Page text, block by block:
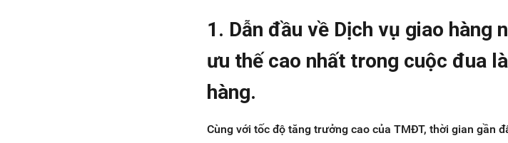
1. Dẫn đầu về Dịch vụ giao hàng
ưu thế cao nhất trong cuộc đua
hàng.
Cùng với tốc độ tăng trưởng cao của TMĐT, thời gian gần